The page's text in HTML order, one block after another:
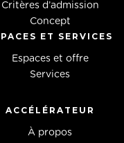
Critères d’admission
Concept
ET SERVICES
Espaces et offre
Services
ACCÉLÉRATEUR
À propos